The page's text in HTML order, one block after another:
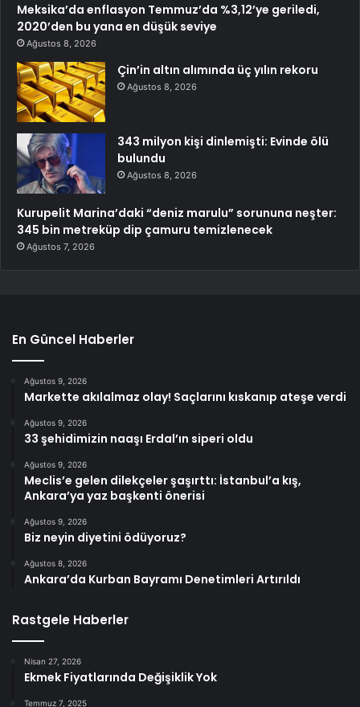
Meksika’da enflasyon Temmuz’da %3,12’ye geriledi,
2020’den bu yana en düşük seviye
Ağustos 8, 2026
Çin’in altın alımında üç yılın rekoru
Ağustos 8, 2026
343 milyon kişi dinlemişti: Evinde ölü
bulundu
Ağustos 8, 2026
Kurupelit Marina’daki “deniz marulu” sorununa neşter:
345 bin metreküp dip çamuru temizlenecek
Ağustos 7, 2026
En Güncel Haberler
Ağustos 9, 2026
Markette akılalmaz olay! Saçlarını kıskanıp ateşe verdi
Ağustos 9, 2026
33 şehidimizin naaşı Erdal’ın siperi oldu
Ağustos 9, 2026
Meclis’e gelen dilekçeler şaşırttı: İstanbul’a kış,
Ankara’ya yaz başkenti önerisi
Ağustos 9, 2026
Biz neyin diyetini ödüyoruz?
Ağustos 8, 2026
Ankara’da Kurban Bayramı Denetimleri Artırıldı
Rastgele Haberler
Nisan 27, 2026
Ekmek Fiyatlarında Değişiklik Yok
Temmuz 7, 2025